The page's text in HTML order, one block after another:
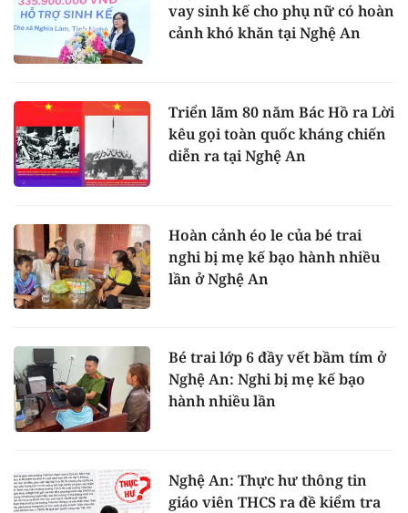
vay sinh kế cho phụ nữ có hoàn
cảnh khó khăn tại Nghệ An
Triển lãm 80 năm Bác Hồ ra Lời
kêu gọi toàn quốc kháng chiến
diễn ra tại Nghệ An
Hoàn cảnh éo le của bé trai
nghi bị mẹ kế bạo hành nhiều
lần ở Nghệ An
Bé trai lớp 6 đầy vết bầm tím ở
Nghệ An: Nghi bị mẹ kế bạo
hành nhiều lần
Nghệ An: Thực hư thông tin
giáo viên THCS ra đề kiểm tra